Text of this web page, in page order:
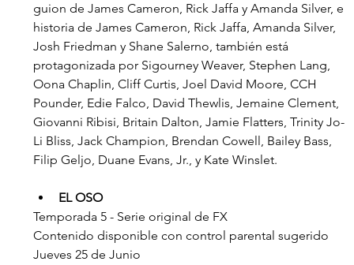
guion de James Cameron, Rick Jaffa y Amanda Silver, e
historia de James Cameron, Rick Jaffa, Amanda Silver,
Josh Friedman y Shane Salerno, también está
protagonizada por Sigourney Weaver, Stephen Lang,
Oona Chaplin, Cliff Curtis, Joel David Moore, CCH
Pounder, Edie Falco, David Thewlis, Jemaine Clement,
Giovanni Ribisi, Britain Dalton, Jamie Flatters, Trinity Jo-
Li Bliss, Jack Champion, Brendan Cowell, Bailey Bass,
Filip Geljo, Duane Evans, Jr., y Kate Winslet.
EL OSO
Temporada 5 - Serie original de FX
Contenido disponible con control parental sugerido
Jueves 25 de Junio